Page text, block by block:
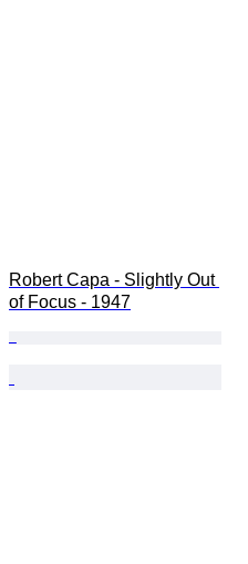
Robert Capa - Slightly Out
of Focus - 1947